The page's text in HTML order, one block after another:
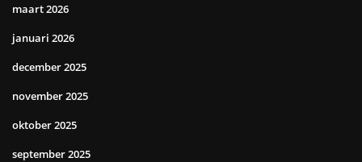
maart 2026
januari 2026
december 2025
november 2025
oktober 2025
september 2025